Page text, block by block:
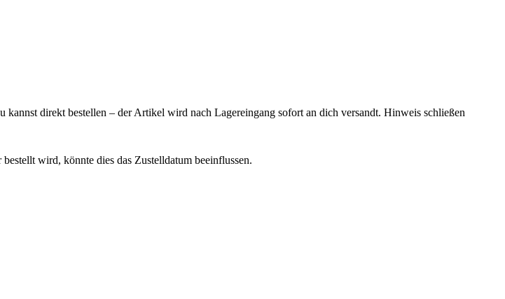
direkt bestellen – der Artikel wird nach Lagereingang sofort an dich versandt. Hinweis schließen
wird, könnte dies das Zustelldatum beeinflussen.